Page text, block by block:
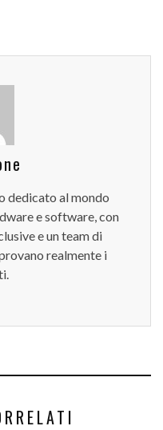
dedicato al mondo
e software, con
e un team di
realmente i